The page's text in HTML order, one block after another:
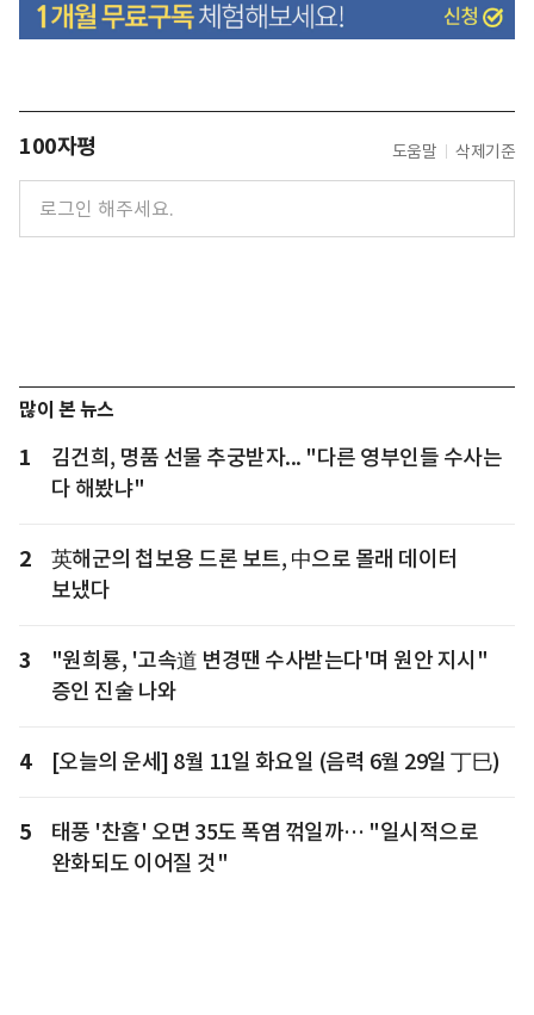
100자평 도움말 삭제기준
많이 본 뉴스
1
김건희, 명품 선물 추궁받자... "다른 영부인들 수사는
다 해봤냐"
2
英해군의 첩보용 드론 보트, 中으로 몰래 데이터
보냈다
3
"원희룡, '고속道 변경땐 수사받는다'며 원안 지시"
증인 진술 나와
4 [오늘의 운세] 8월 11일 화요일 (음력 6월 29일 丁巳)
5
태풍 '찬홈' 오면 35도 폭염 꺾일까… "일시적으로
완화되도 이어질 것"